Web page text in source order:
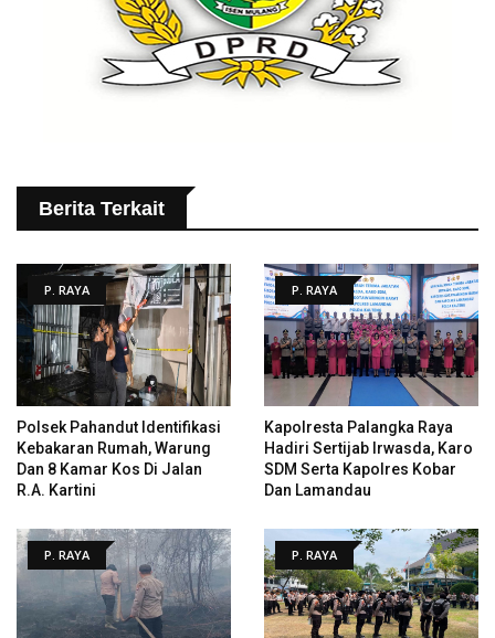
Berita Terkait
P. RAYA
Polsek Pahandut Identifikasi
Kebakaran Rumah, Warung
Dan 8 Kamar Kos Di Jalan
R.A. Kartini
P. RAYA
Kapolresta Palangka Raya
Hadiri Sertijab Irwasda, Karo
SDM Serta Kapolres Kobar
Dan Lamandau
P. RAYA P. RAYA